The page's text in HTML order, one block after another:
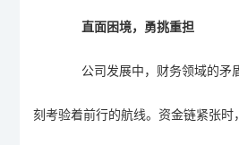
直面困境，勇挑重担
公司发展中，财务领域的矛
刻考验着前行的航线。资金链紧张时